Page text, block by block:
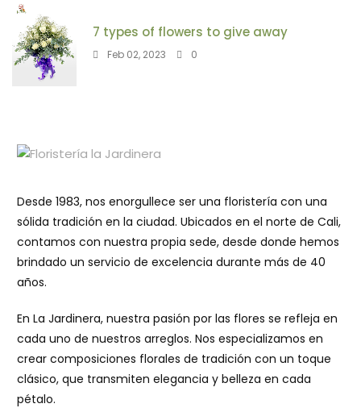
7 types of flowers to give away
Feb 02, 2023 0
Desde 1983, nos enorgullece ser una floristería con una
sólida tradición en la ciudad. Ubicados en el norte de Cali,
contamos con nuestra propia sede, desde donde hemos
brindado un servicio de excelencia durante más de 40
años.
En La Jardinera, nuestra pasión por las flores se refleja en
cada uno de nuestros arreglos. Nos especializamos en
crear composiciones florales de tradición con un toque
clásico, que transmiten elegancia y belleza en cada
pétalo.